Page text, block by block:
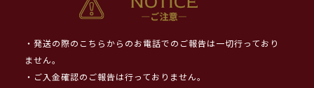
・発送の際のこちらからのお電話でのご報告は一切行っており
ません。
・ご入金確認のご報告は行っておりません。